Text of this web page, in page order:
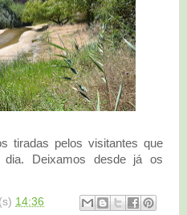
tiradas pelos visitantes que
dia. Deixamos desde já os
14:36